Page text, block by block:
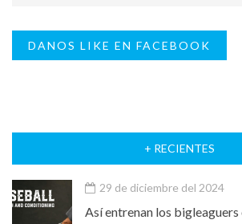
DANOS LIKE EN FACEBOOK
+ RECIENTES
29 de diciembre del 2024
Así entrenan los bigleaguers